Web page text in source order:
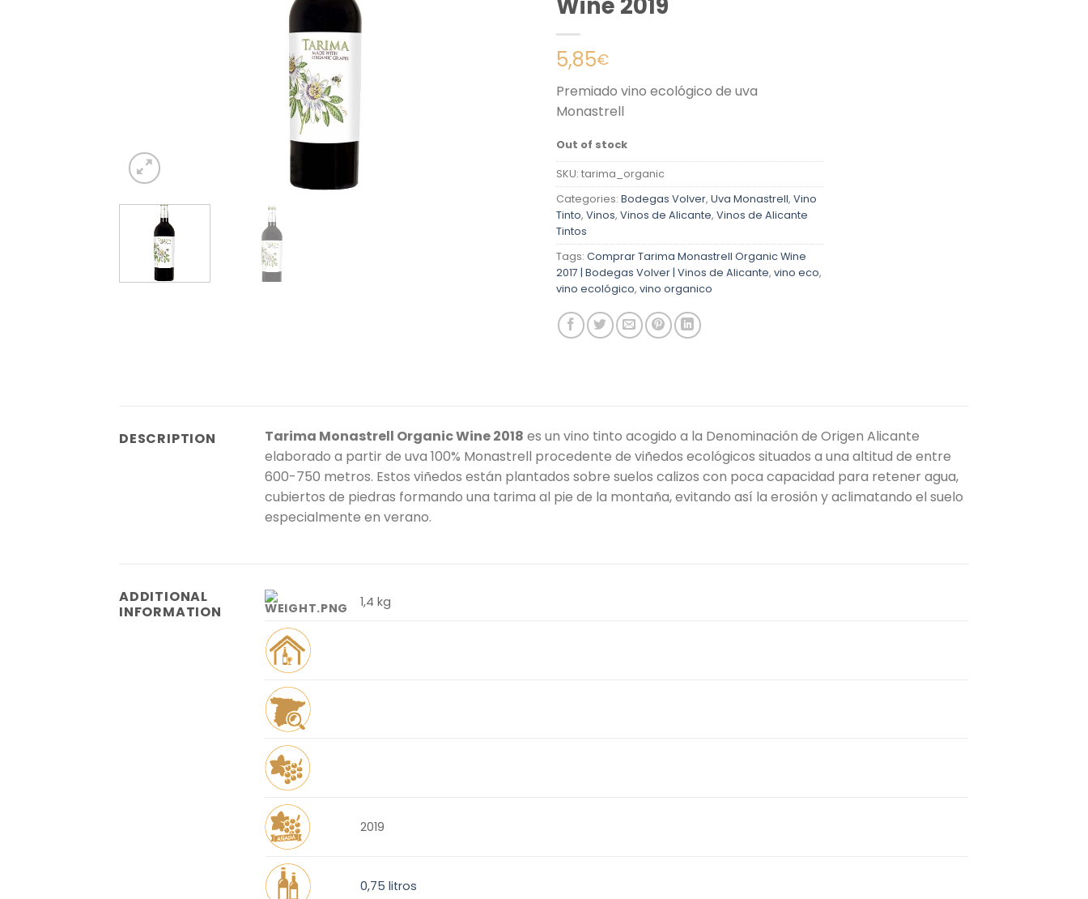
5,85€
Premiado vino ecológico de uva
Monastrell
Out of stock
SKU: tarima_organic
Categories: Bodegas Volver, Uva Monastrell, Vino
Tinto, Vinos, Vinos de Alicante, Vinos de Alicante
Tintos
Tags: Comprar Tarima Monastrell Organic Wine
2017 | Bodegas Volver | Vinos de Alicante, vino eco,
vino ecológico, vino organico
DESCRIPTION Tarima Monastrell Organic Wine 2018 es un vino tinto acogido a la Denominación de Origen Alicante
elaborado a partir de uva 100% Monastrell procedente de viñedos ecológicos situados a una altitud de entre
600-750 metros. Estos viñedos están plantados sobre suelos calizos con poca capacidad para retener agua,
cubiertos de piedras formando una tarima al pie de la montaña, evitando así la erosión y aclimatando el suelo
especialmente en verano.
ADDITIONAL
INFORMATION
1,4 kg
2019
0,75 litros